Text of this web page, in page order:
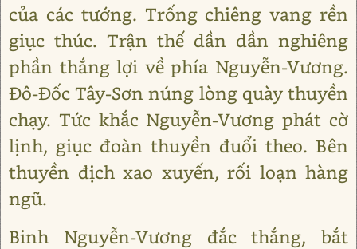
của các tướng. Trống chiêng vang rền
giục thúc. Trận thế dần dần nghiêng
phần thắng lợi về phía Nguyễn-Vương.
Đô-Đốc Tây-Sơn núng lòng quày thuyền
chạy. Tức khắc Nguyễn-Vương phát cờ
lịnh, giục đoàn thuyền đuổi theo. Bên
thuyền địch xao xuyến, rối loạn hàng
ngũ.
Binh Nguyễn-Vương đắc thắng, bắt